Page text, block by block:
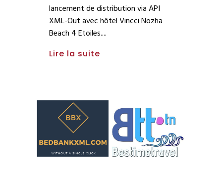
lancement de distribution via API
XML-Out avec hôtel Vincci Nozha
Beach 4 Etoiles.
Lire la suite